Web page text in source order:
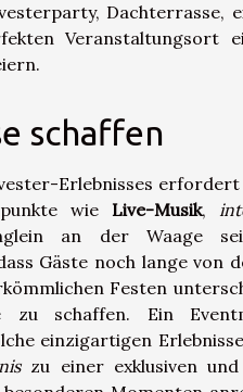
Dachterrasse,
Veranstaltungsort
schaffen
Erlebnisses
wieLive-Musik,
an der Waage
Gäste noch lange von
Festen
zu schaffen. Ein
einzigartigen
zu einer exklusiven und